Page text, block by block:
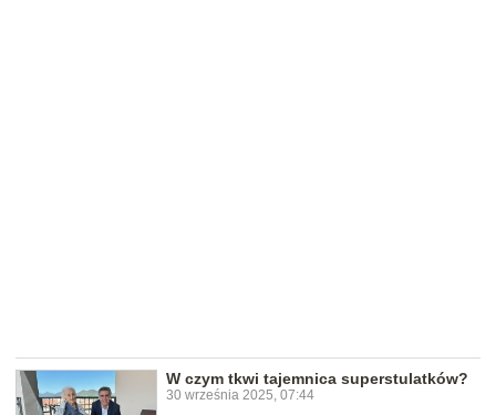
W czym tkwi tajemnica superstulatków?
30 września 2025, 07:44